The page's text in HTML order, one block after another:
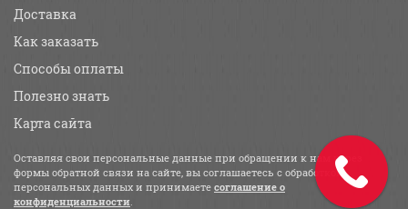
Доставка
Как заказать
Способы оплаты
Полезно знать
Карта сайта
Оставляя свои персональные данные при обращении к нам через
формы обратной связи на сайте, вы соглашаетесь с обработкой
персональных данных и принимаете соглашение о
конфиденциальности